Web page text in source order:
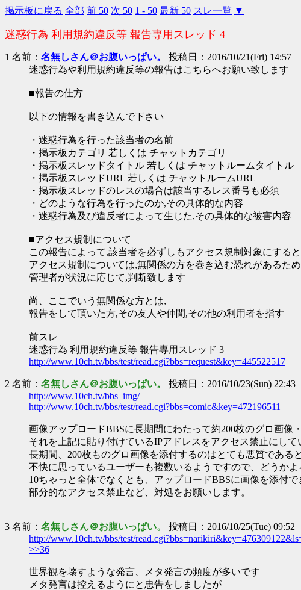
掲示板に戻る 全部 前 50 次 50 1 - 50 最新 50 スレ一覧 ▼
迷惑行為 利用規約違反等 報告専用スレッド 4
1 名前： 名無しさん＠お腹いっぱい。 投稿日：2016/10/21(Fri) 14:57
迷惑行為や利用規約違反等の報告はこちらへお願い致します
■報告の仕方
以下の情報を書き込んで下さい
・迷惑行為を行った該当者の名前
・掲示板カテゴリ 若しくは チャットカテゴリ
・掲示板スレッドタイトル 若しくは チャットルームタイトル
・掲示板スレッドURL 若しくは チャットルームURL
・掲示板スレッドのレスの場合は該当するレス番号も必須
・どのような行為を行ったのか,その具体的な内容
・迷惑行為及び違反者によって生じた,その具体的な被害内容
■アクセス規制について
この報告によって,該当者を必ずしもアクセス規制対象にする
アクセス規制については,無関係の方を巻き込む恐れがあるため
管理者が状況に応じて,判断致します
尚、ここでいう無関係な方とは,
報告をして頂いた方,その友人や仲間,その他の利用者を指す
前スレ
迷惑行為 利用規約違反等 報告専用スレッド 3
http://www.10ch.tv/bbs/test/read.cgi?bbs=request&key=445522517
2 名前： 名無しさん＠お腹いっぱい。 投稿日：2016/10/23(Sun) 22:43
http://www.10ch.tv/bbs_img/
http://www.10ch.tv/bbs/test/read.cgi?bbs=comic&key=472196511
画像アップロードBBSに長期間にわたって約200枚のグロ画像
それを上記に貼り付けているIPアドレスをアクセス禁止にして
長期間、200枚ものグロ画像を添付するのはとても悪質である
不快に思っているユーザーも複数いるようですので、どうかよ
10ちゃっと全体でなくとも、アップロードBBSに画像を添付
部分的なアクセス禁止など、対処をお願いします。
3 名前： 名無しさん＠お腹いっぱい。 投稿日：2016/10/25(Tue) 09:52
http://www.10ch.tv/bbs/test/
>>36
世界観を壊すような発言、メタ発言の頻度が多いです
メタ発言は控えるようにと忠告をしましたが